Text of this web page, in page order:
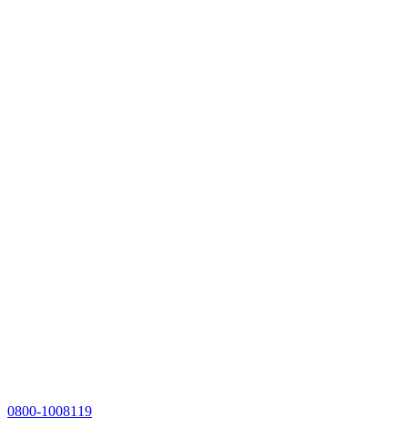
0800-1008119